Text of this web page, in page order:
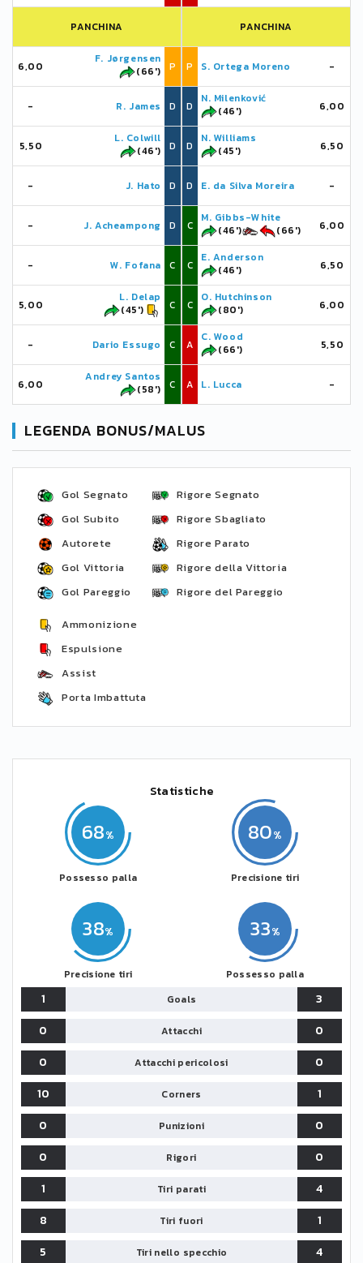
PANCHINA
6,00
F. Jørgensen
(66')
P
- R. James D
5,50
L. Colwill
(46')
D
- J. Hato D
- J. Acheampong D
- W. Fofana C
5,00
L. Delap
(45')
C
- Dario Essugo C
6,00
Andrey Santos
(58')
C
PANCHINA
P S. Ortega Moreno -
D
N. Milenković
(46')
6,00
D
N. Williams
(45')
6,50
D E. da Silva Moreira -
C
M. Gibbs-White
(46')
(66') 6,00
C
E. Anderson
(46')
6,50
C
O. Hutchinson
(80')
6,00
A
C. Wood
(66')
5,50
A L. Lucca -
LEGENDA BONUS/MALUS
Gol Segnato
Gol Subito
Autorete
Gol Vittoria
Gol Pareggio
Rigore Segnato
Rigore Sbagliato
Rigore Parato
Rigore della Vittoria
Rigore del Pareggio
Ammonizione
Espulsione
Assist
Porta Imbattuta
Statistiche
68
Possesso palla
38
Precisione tiri
33
Possesso palla
80
Precisione tiri
1 Goals
3
0
Attacchi
0
0
Attacchi pericolosi
0
10
Corners
1
0
Punizioni
0
0
Rigori
0
1
Tiri parati
4
8
Tiri fuori
1
5
Tiri nello specchio 4